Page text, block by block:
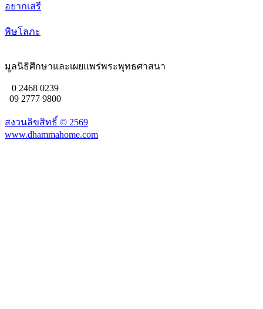
อยากเสรี
พิษโลภะ
มูลนิธิศึกษาและเผยแพร่พระพุทธศาสนา
0 2468 0239
09 2777 9800
สงวนลิขสิทธิ์ © 2569
www.dhammahome.com